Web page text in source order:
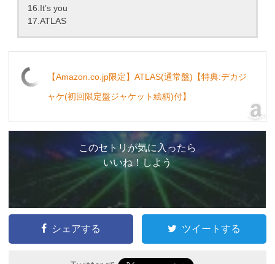
16.It’s you
17.ATLAS
【Amazon.co.jp限定】ATLAS(通常盤)【特典:デカジ
ャケ(初回限定盤ジャケット絵柄)付】
このセトリが気に入ったら
いいね！しよう
シェアする ツイートする